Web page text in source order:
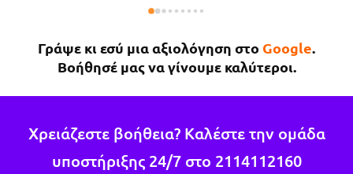
να πάρω το κινητό μου το νωρίτερο δυνατόν
κάτι άλλο θα επιστρέψω σίγουρα.
Γράψε κι εσύ μια αξιολόγηση στο Google.
Βοήθησέ μας να γίνουμε καλύτεροι.
Χρειάζεστε βοήθεια? Καλέστε την ομάδα
υποστήριξης 24/7 στο 2114112160